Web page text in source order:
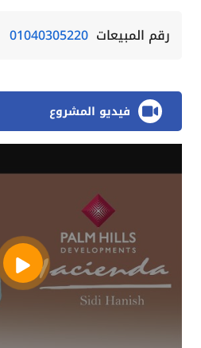
رقم المبيعات 01040305220
فيديو المشروع